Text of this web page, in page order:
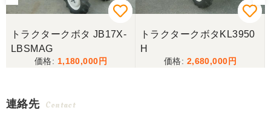
トラクタークボタ JB17X-
LBSMAG
1,180,000
トラクタークボタKL3950
H
2,680,000
連絡先 Contact